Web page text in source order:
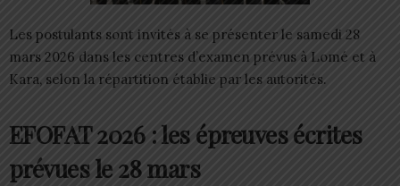
Les postulants sont invités à se présenter le samedi 28
mars 2026 dans les centres d’examen prévus à Lomé et à
Kara, selon la répartition établie par les autorités.
EFOFAT 2026 : les épreuves écrites
prévues le 28 mars